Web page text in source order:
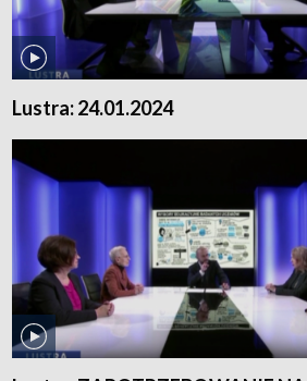
Lustra: 24.01.2024